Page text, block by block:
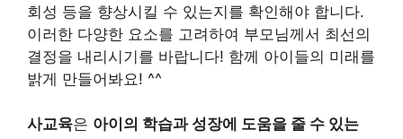
회성 등을 향상시킬 수 있는지를 확인해야 합니다.
이러한 다양한 요소를 고려하여 부모님께서 최선의
결정을 내리시기를 바랍니다! 함께 아이들의 미래를
밝게 만들어봐요! ^^
사교육은 아이의 학습과 성장에 도움을 줄 수 있는